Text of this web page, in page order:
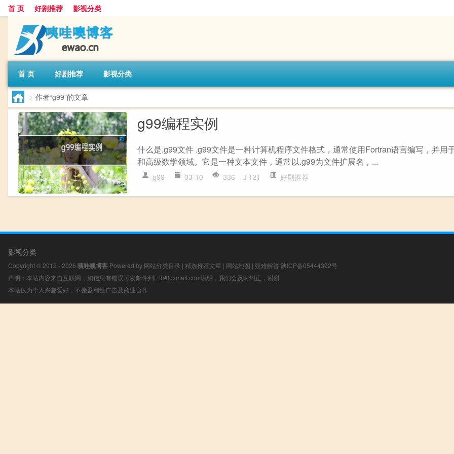
首 页 好剧推荐 影视分类
首 页 好剧推荐 影视分类
> 作者“g99”的文章
g99编程实例
什么是.g99文件 .g99文件是一种计算机程序文件格式，通常使用Fortran语言编写，并用
和高级数学领域。它是一种文本文件，通常以.g99为文件扩展名，...
g99 03-10 336 121 好剧推荐
影视分类
Copyright © 2012 - 2026 咦哇噢博客 Powered by 网站分类目录 | 精选推荐文章 | 网站地图 | 疑难解答 陕ICP备05444392号
声明：本站内容来自互联网，如信息有错误可发邮件到f_fb#foxmail.com说明，我们会及时纠正，谢谢
本站仅为个人兴趣爱好，不接盈利性广告及商业合作